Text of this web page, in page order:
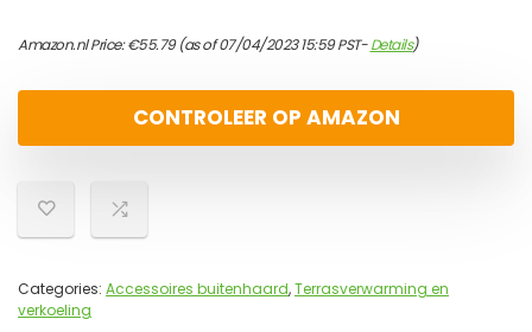
Amazon.nl Price:€55.79(as of 07/04/2023 15:59 PST-Details)
CONTROLEER OP AMAZON
Categories: Accessoires buitenhaard,Terrasverwarming en
verkoeling